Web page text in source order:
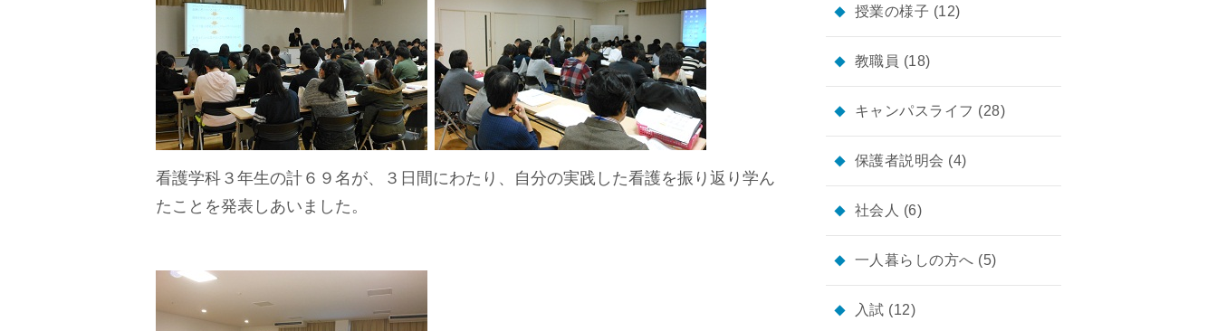
看護学科３年生の計６９名が、３日間にわたり、自分の実践した看護を振り返り学ん
たことを発表しあいました。
授業の様子 (12)
教職員 (18)
キャンパスライフ (28)
保護者説明会 (4)
社会人 (6)
一人暮らしの方へ (5)
入試 (12)